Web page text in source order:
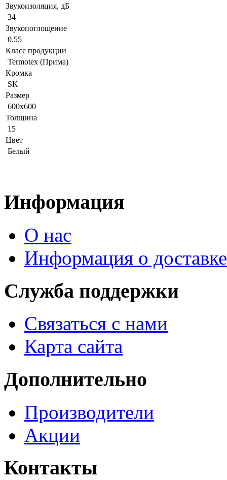
Звукоизоляция, дБ
34
Звукопоглощение
0.55
Класс продукции
Termotex (Прима)
Кромка
SK
Размер
600x600
Толщина
15
Цвет
Белый
Информация
О нас
Информация о доставке
Служба поддержки
Связаться с нами
Карта сайта
Дополнительно
Производители
Акции
Контакты